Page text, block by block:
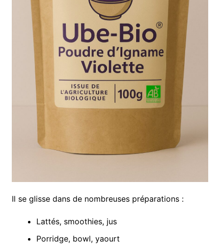
Il se glisse dans de nombreuses préparations :
Lattés, smoothies, jus
Porridge, bowl, yaourt